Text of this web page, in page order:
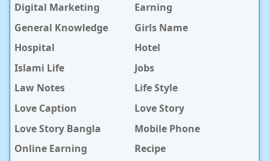
Digital Marketing
Earning
General Knowledge
Girls Name
Hospital
Hotel
Islami Life
Jobs
Law Notes
Life Style
Love Caption
Love Story
Love Story Bangla
Mobile Phone
Online Earning
Recipe